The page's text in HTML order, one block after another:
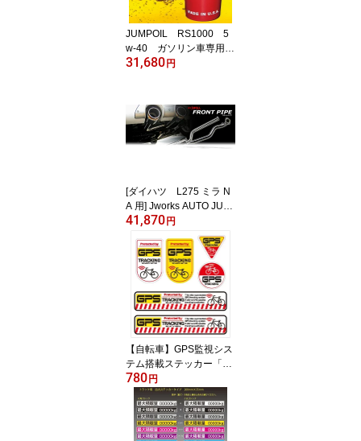
オイル 保護 保護膜 摩擦
車用品 カー用品 便利
JUMPOIL RS1000 5
w-40 ガソリン車専用
（ペール18.9L）
31,680 円
[ダイハツ L275 ミラ N
A 用] Jworks AUTO JUW
ELL フロントパイプ
41,870 円
【自転車】GPS監視シス
テム搭載ステッカー「G
PS TRACKING」6枚 自
転車防犯 自転車盗難防止
防犯ステッカー シールセ
ット 防犯用 盗難防止 シ
ール ステッカー セット
780 円